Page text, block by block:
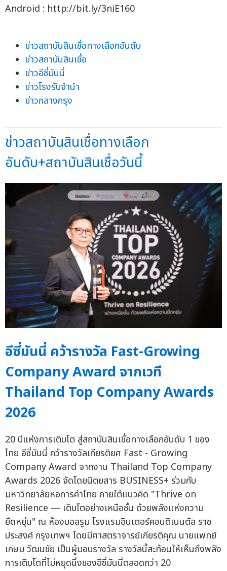
Android : http://bit.ly/3niE160
ข่าวสถาบันสินเชื่อทางเลือกอันดับ
ข่าวสถาบันสินเชื่อ
ข่าวอีซี่มันนี่
ข่าวโรงรับจำนำ
ข่าวกลางกรุง
ข่าวสถาบันสินเชื่อทางเลือก
อันดับ+สถาบันสินเชื่อวันนี้
อีซี่มันนี่ คว้ารางวัล Fast-Growing
Company Award จากเวที
Thailand Top Company Awards
2026
20 ปีแห่งการเติบโต สู่สถาบันสินเชื่อทางเลือกอันดับ 1 ของ
ไทย อีซี่มันนี่ คว้ารางวัลเกียรติยศ Fast - Growing
Company Award จากงาน Thailand Top Company
Awards 2026 จัดโดยนิตยสาร BUSINESS+ ร่วมกับ
มหาวิทยาลัยหอการค้าไทย ภายใต้แนวคิด "Thrive on
Resilience — เติบโตอย่างเหนือชั้น ด้วยพลังแห่งความ
ยืดหยุ่น" ณ ห้องบอลรูม โรงแรมอินเตอร์คอนติเนนตัล ราช
ประสงค์ กรุงเทพฯ โดยมีศาสตราจารย์เกียรติคุณ นายแพทย์
เกษม วัฒนชัย เป็นผู้มอบรางวัล รางวัลนี้สะท้อนให้เห็นถึงพลัง
การเติบโตที่ไม่หยุดนิ่งของอีซี่มันนี่ตลอดกว่า 20